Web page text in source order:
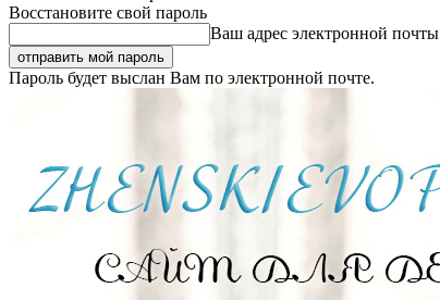
Восстановите свой пароль
Ваш адрес электронной почты
Пароль будет выслан Вам по электронной почте.